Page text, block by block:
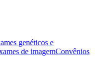
genéticos e
de imagemConvênios